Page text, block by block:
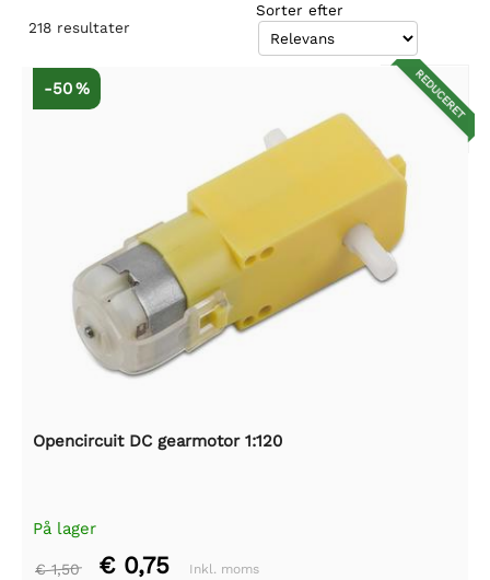
218 resultater
Sorter efter
REDUCERET
-50 %
Opencircuit DC gearmotor 1:120
På lager
€ 1,50 € 0,75 Inkl. moms